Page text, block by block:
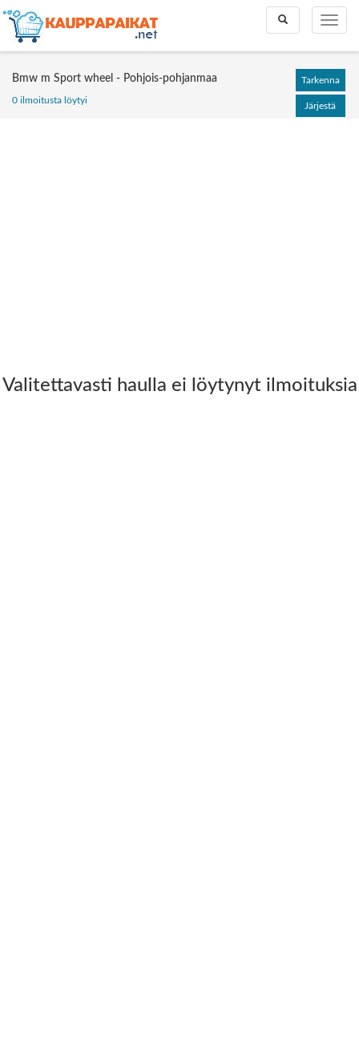
Toggle
Toggle
search
Bmw m Sport wheel - Pohjois-pohjanmaa
0 ilmoitusta löytyi
Tarkenna
Järjestä
Valitettavasti haulla ei löytynyt ilmoituksia